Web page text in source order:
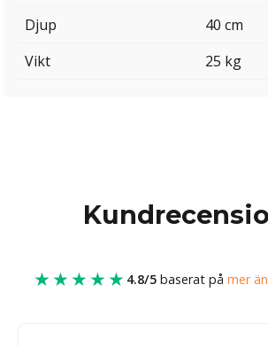
Djup
40 cm
Vikt
25 kg
★★★★★ 4.8/5baserat på mer